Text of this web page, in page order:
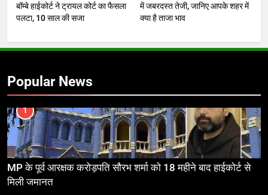
बॉम्बे हाईकोर्ट ने ट्रायल कोर्ट का फैसला
पलटा, 10 साल की सजा
में जबरदस्त तेजी, जानिए आपके शहर में
क्या है ताजा भाव
Popular News
1
MP के पूर्व आरक्षक करोड़पति सौरभ शर्मा को 18 महीने बाद हाईकोर्ट से
मिली जमानत